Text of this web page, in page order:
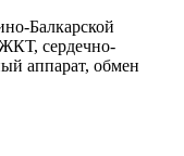
Балкарской
сердечно-
аппарат, обмен